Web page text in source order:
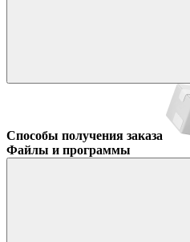
Способы получения заказа
Файлы и программы